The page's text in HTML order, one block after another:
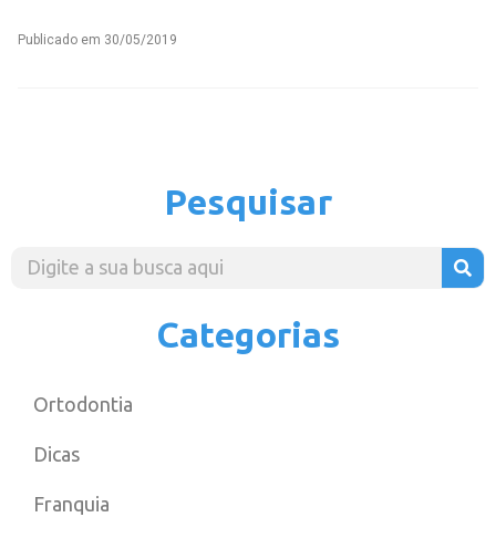
Publicado em 30/05/2019
Pesquisar
Categorias
Ortodontia
Dicas
Franquia